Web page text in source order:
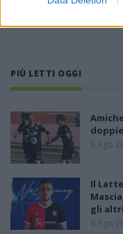
PIÙ LETTI OGGI
8 Ago
Il
gli
8 Ago